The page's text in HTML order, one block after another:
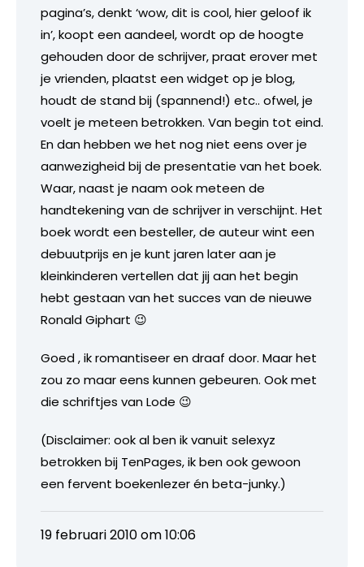
pagina’s, denkt ‘wow, dit is cool, hier geloof ik
in’, koopt een aandeel, wordt op de hoogte
gehouden door de schrijver, praat erover met
je vrienden, plaatst een widget op je blog,
houdt de stand bij (spannend!) etc.. ofwel, je
voelt je meteen betrokken. Van begin tot eind.
En dan hebben we het nog niet eens over je
aanwezigheid bij de presentatie van het boek.
Waar, naast je naam ook meteen de
handtekening van de schrijver in verschijnt. Het
boek wordt een besteller, de auteur wint een
debuutprijs en je kunt jaren later aan je
kleinkinderen vertellen dat jij aan het begin
hebt gestaan van het succes van de nieuwe
Ronald Giphart 😉
Goed , ik romantiseer en draaf door. Maar het
zou zo maar eens kunnen gebeuren. Ook met
die schriftjes van Lode 😉
(Disclaimer: ook al ben ik vanuit selexyz
betrokken bij TenPages, ik ben ook gewoon
een fervent boekenlezer én beta-junky.)
19 februari 2010 om 10:06